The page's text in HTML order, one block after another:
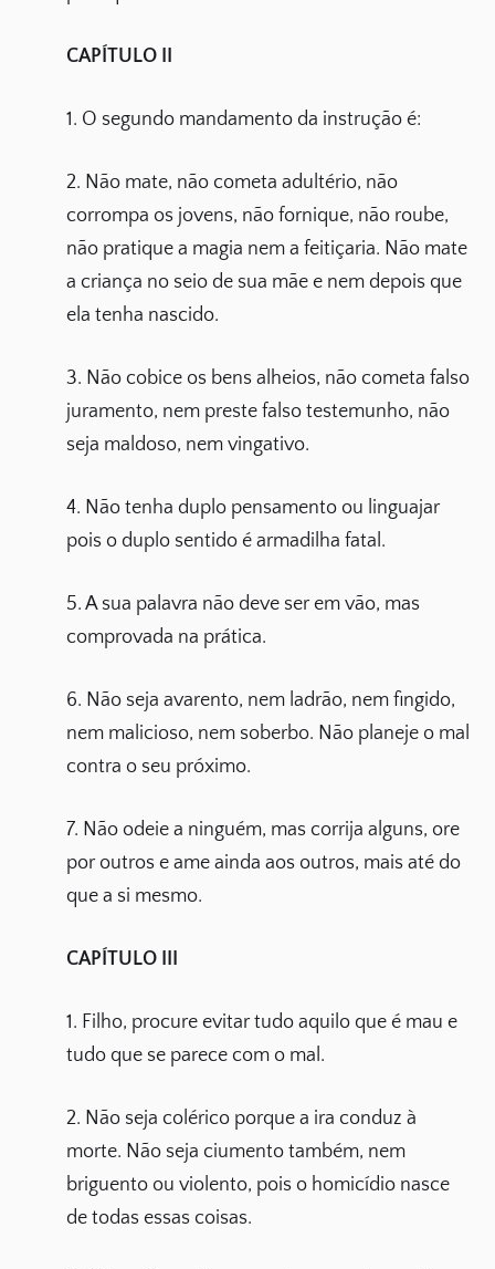
CAPÍTULO II
1. O segundo mandamento da instrução é:
2. Não mate, não cometa adultério, não
corrompa os jovens, não fornique, não roube,
não pratique a magia nem a feitiçaria. Não mate
a criança no seio de sua mãe e nem depois que
ela tenha nascido.
3. Não cobice os bens alheios, não cometa falso
juramento, nem preste falso testemunho, não
seja maldoso, nem vingativo.
4. Não tenha duplo pensamento ou linguajar
pois o duplo sentido é armadilha fatal.
5. A sua palavra não deve ser em vão, mas
comprovada na prática.
6. Não seja avarento, nem ladrão, nem fingido,
nem malicioso, nem soberbo. Não planeje o mal
contra o seu próximo.
7. Não odeie a ninguém, mas corrija alguns, ore
por outros e ame ainda aos outros, mais até do
que a si mesmo.
CAPÍTULO III
1. Filho, procure evitar tudo aquilo que é mau e
tudo que se parece com o mal.
2. Não seja colérico porque a ira conduz à
morte. Não seja ciumento também, nem
briguento ou violento, pois o homicídio nasce
de todas essas coisas.